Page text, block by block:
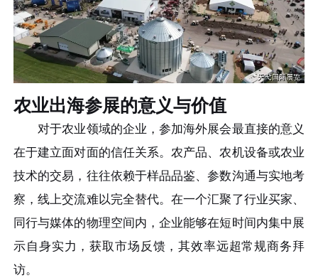
农业出海参展的意义与价值
对于农业领域的企业，参加海外展会最直接的意义
在于建立面对面的信任关系。农产品、农机设备或农业
技术的交易，往往依赖于样品品鉴、参数沟通与实地考
察，线上交流难以完全替代。在一个汇聚了行业买家、
同行与媒体的物理空间内，企业能够在短时间内集中展
示自身实力，获取市场反馈，其效率远超常规商务拜
访。